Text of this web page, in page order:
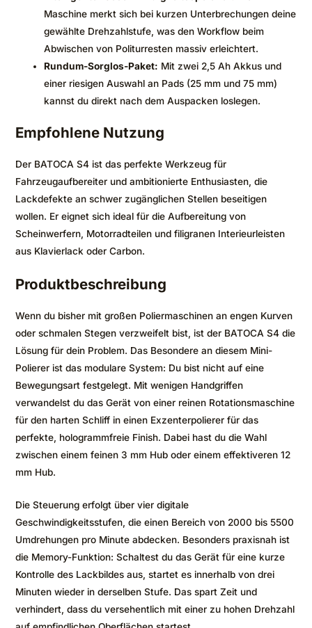
Maschine merkt sich bei kurzen Unterbrechungen deine
gewählte Drehzahlstufe, was den Workflow beim
Abwischen von Politurresten massiv erleichtert.
Rundum-Sorglos-Paket: Mit zwei 2,5 Ah Akkus und
einer riesigen Auswahl an Pads (25 mm und 75 mm)
kannst du direkt nach dem Auspacken loslegen.
Empfohlene Nutzung
Der BATOCA S4 ist das perfekte Werkzeug für
Fahrzeugaufbereiter und ambitionierte Enthusiasten, die
Lackdefekte an schwer zugänglichen Stellen beseitigen
wollen. Er eignet sich ideal für die Aufbereitung von
Scheinwerfern, Motorradteilen und filigranen Interieurleisten
aus Klavierlack oder Carbon.
Produktbeschreibung
Wenn du bisher mit großen Poliermaschinen an engen Kurven
oder schmalen Stegen verzweifelt bist, ist der BATOCA S4 die
Lösung für dein Problem. Das Besondere an diesem Mini-
Polierer ist das modulare System: Du bist nicht auf eine
Bewegungsart festgelegt. Mit wenigen Handgriffen
verwandelst du das Gerät von einer reinen Rotationsmaschine
für den harten Schliff in einen Exzenterpolierer für das
perfekte, hologrammfreie Finish. Dabei hast du die Wahl
zwischen einem feinen 3 mm Hub oder einem effektiveren 12
mm Hub.
Die Steuerung erfolgt über vier digitale
Geschwindigkeitsstufen, die einen Bereich von 2000 bis 5500
Umdrehungen pro Minute abdecken. Besonders praxisnah ist
die Memory-Funktion: Schaltest du das Gerät für eine kurze
Kontrolle des Lackbildes aus, startet es innerhalb von drei
Minuten wieder in derselben Stufe. Das spart Zeit und
verhindert, dass du versehentlich mit einer zu hohen Drehzahl